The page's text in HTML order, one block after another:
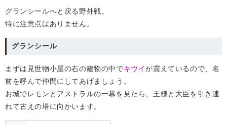
グランシールへと戻る野外戦。
特に注意点はありません。
グランシール
まずは見世物小屋の右の建物の中でキウイが震えているので、名
前を呼んで仲間にしてあげましょう。
お城でレモンとアストラルの一幕を見たら、王様と大臣を引き連
れて古えの塔に向かいます。